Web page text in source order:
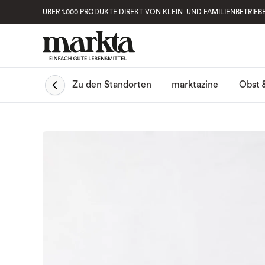
ÜBER 1.000 PRODUKTE DIREKT VON KLEIN- UND
Zu den Standorten marktazine Obst